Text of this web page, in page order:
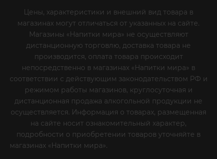
Цены, характеристики и внешний вид товара в
магазинах могут отличаться от указанных на сайте.
Магазины «Напитки мира» не осуществляют
дистанционную торговлю, доставка товара не
производится, оплата товара происходит
непосредственно в магазинах «Напитки мира» в
соответствии с действующим законодательством РФ и
режимом работы магазинов, круглосуточная и
дистанционная продажа алкогольной продукции не
осуществляется. Информация о товарах, размещенная
на сайте носит ознакомительный характер,
подробности о приобретении товаров уточняйте в
магазинах «Напитки мира».